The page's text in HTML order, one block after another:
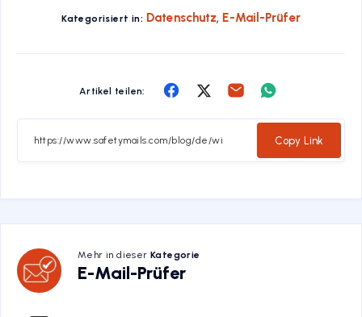
Kategorisiert in: Datenschutz, E-Mail-Prüfer
Artikel teilen:
Share
Facebook
Share
Twitter
Share
Whatsapp
Copy Link
Mehr in dieser Kategorie
E-Mail-Prüfer
E-
Mail-